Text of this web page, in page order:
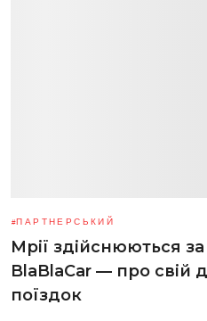
ПАРТНЕРСЬКИЙ
Мрії здійснюються
BlaBlaCar — про свій
поїздок